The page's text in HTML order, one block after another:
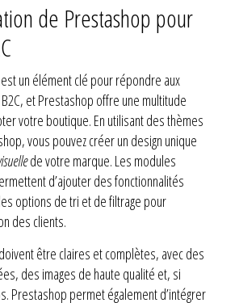
de Prestashop pour
un élément clé pour répondre aux
et Prestashop offre une multitude
votre boutique. En utilisant des thèmes
vous pouvez créer un design unique
de votre marque. Les modules
d’ajouter des fonctionnalités
options de tri et de filtrage pour
des clients.
être claires et complètes, avec des
des images de haute qualité et, si
Prestashop permet également d’intégrer